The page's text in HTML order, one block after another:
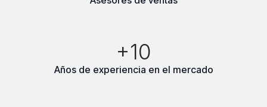
+10
Años de experiencia en el mercado